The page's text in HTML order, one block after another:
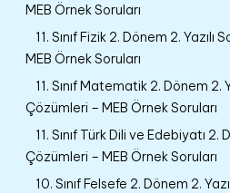
MEB Örnek Soruları
11. Sınıf Fizik 2. Dönem 2.
MEB Örnek Soruları
11. Sınıf Matematik 2. Dönem 2.
Çözümleri – MEB Örnek Soruları
11. Sınıf Türk Dili ve Edebiyatı 2.
Çözümleri – MEB Örnek Soruları
10. Sınıf Felsefe 2. Dönem 2.